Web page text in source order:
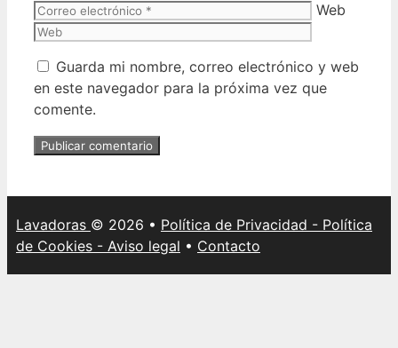
Web
Guarda mi nombre, correo electrónico y web
en este navegador para la próxima vez que
comente.
Lavadoras © 2026 • Política de Privacidad - Política
de Cookies - Aviso legal • Contacto